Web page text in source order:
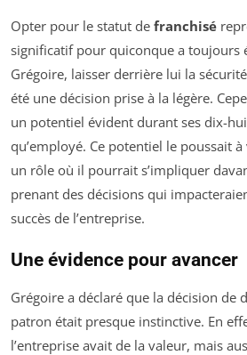
Opter pour le statut de franchisé
significatif pour quiconque a toujours
Grégoire, laisser derrière lui la
été une décision prise à la légère.
un potentiel évident durant ses dix-
qu’employé. Ce potentiel le poussait
un rôle où il pourrait s’impliquer
prenant des décisions qui
succès de l’entreprise.
Une évidence pour avancer
Grégoire a déclaré que la décision de
patron était presque instinctive. En
l’entreprise avait de la valeur, mais